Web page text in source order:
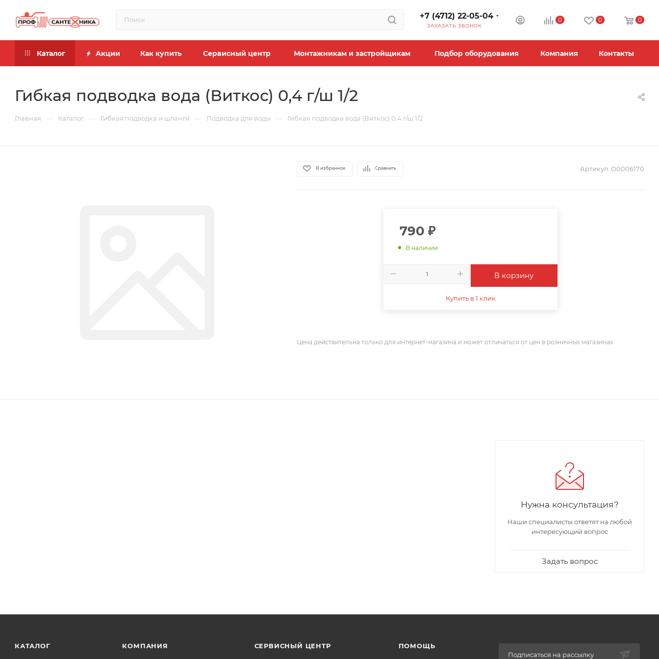
+7 (4712) 22-05-04
ЗАКАЗАТЬ ЗВОНОК
0 0 0
Каталог Акции Как купить Сервисный центр Монтажникам и застройщикам Подбор оборудования Компания Контакты
Гибкая подводка вода (Виткос) 0,4 г/ш 1/2
Главная — Каталог — Гибкая подводка и шланги — Подводка для воды — Гибкая подводка вода (Виткос) 0,4 г/ш 1/2
В избранное Сравнить Артикул: О0006170
790 ₽
В наличии
В корзину
Купить в 1 клик
Цена действительна только для интернет-магазина и может отличаться от цен в розничных магазинах
Нужна консультация?
Наши специалисты ответят на любой
интересующий вопрос
Задать вопрос
КАТАЛОГ КОМПАНИЯ СЕРВИСНЫЙ ЦЕНТР
ПОМОЩЬ
Подписаться на рассылку